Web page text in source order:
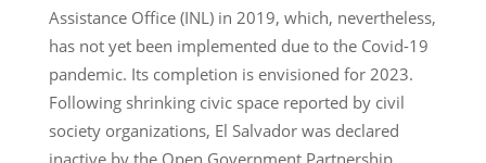
Assistance Office (INL) in 2019, which, nevertheless,
has not yet been implemented due to the Covid-19
pandemic. Its completion is envisioned for 2023.
Following shrinking civic space reported by civil
society organizations, El Salvador was declared